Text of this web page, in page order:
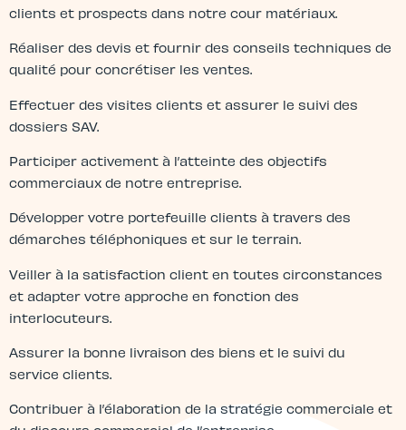
clients et prospects dans notre cour matériaux.
Réaliser des devis et fournir des conseils techniques de
qualité pour concrétiser les ventes.
Effectuer des visites clients et assurer le suivi des
dossiers SAV.
Participer activement à l’atteinte des objectifs
commerciaux de notre entreprise.
Développer votre portefeuille clients à travers des
démarches téléphoniques et sur le terrain.
Veiller à la satisfaction client en toutes circonstances
et adapter votre approche en fonction des
interlocuteurs.
Assurer la bonne livraison des biens et le suivi du
service clients.
Contribuer à l’élaboration de la stratégie commerciale et